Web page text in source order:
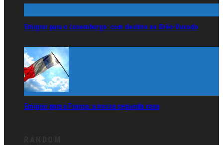
Emigrar para o Luxemburgo: com destino ao Grão-Ducado
Emigrar para a França: a nossa segunda casa